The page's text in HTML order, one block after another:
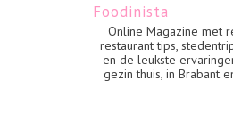
Foodinista
Online Magazine met
restaurant tips,
en de leukste
gezin thuis, in Brabant